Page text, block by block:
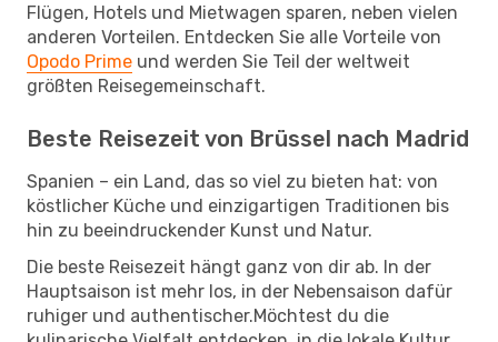
Flügen, Hotels und Mietwagen sparen, neben vielen
anderen Vorteilen. Entdecken Sie alle Vorteile von
Opodo Prime und werden Sie Teil der weltweit
größten Reisegemeinschaft.
Beste Reisezeit von Brüssel nach Madrid
Spanien – ein Land, das so viel zu bieten hat: von
köstlicher Küche und einzigartigen Traditionen bis
hin zu beeindruckender Kunst und Natur.
Die beste Reisezeit hängt ganz von dir ab. In der
Hauptsaison ist mehr los, in der Nebensaison dafür
ruhiger und authentischer.Möchtest du die